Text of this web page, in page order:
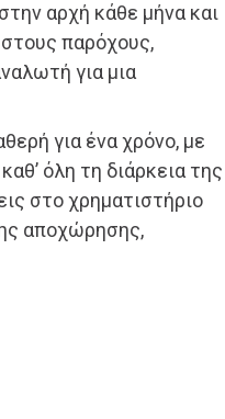
αρχή κάθε μήνα και
παρόχους,
για μια
για ένα χρόνο, με
όλη τη διάρκεια της
στο χρηματιστήριο
αποχώρησης,